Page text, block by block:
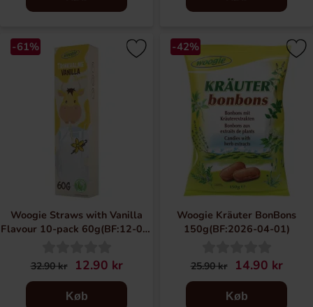
-61%
Woogie Straws with Vanilla
Flavour 10-pack 60g(BF:12-06-
32.90 kr 12.90 kr
Køb
-42%
Woogie Kräuter BonBons
150g(BF:2026-04-01)
25.90 kr 14.90 kr
Køb